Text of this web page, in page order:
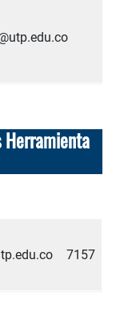
Herramienta
7157